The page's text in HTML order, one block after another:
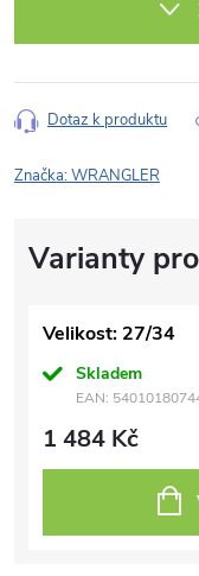
Dotaz k produktu
Značka:WRANGLER
Velikost: 27/34
Skladem
EAN:
1 484 Kč